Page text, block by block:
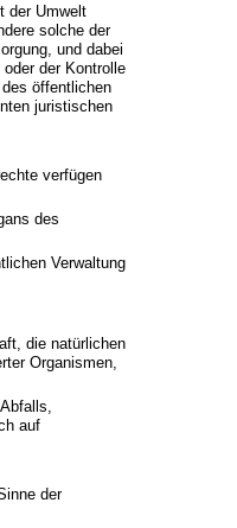
der Umwelt
solche der
und dabei
der Kontrolle
öffentlichen
juristischen
verfügen
des
Verwaltung
die natürlichen
Organismen,
auf
der